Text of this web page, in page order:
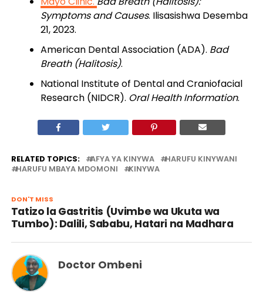
Symptoms and Causes. Ilisasishwa Desemba
21, 2023.
American Dental Association (ADA). Bad
Breath (Halitosis).
National Institute of Dental and Craniofacial
Research (NIDCR). Oral Health Information.
RELATED TOPICS: AFYA YA KINYWA
HARUFU KINYWANI
HARUFU MBAYA MDOMONI
KINYWA
DON'T MISS
Tatizo la Gastritis (Uvimbe wa Ukuta wa
Tumbo): Dalili, Sababu, Hatari na Madhara
Doctor Ombeni